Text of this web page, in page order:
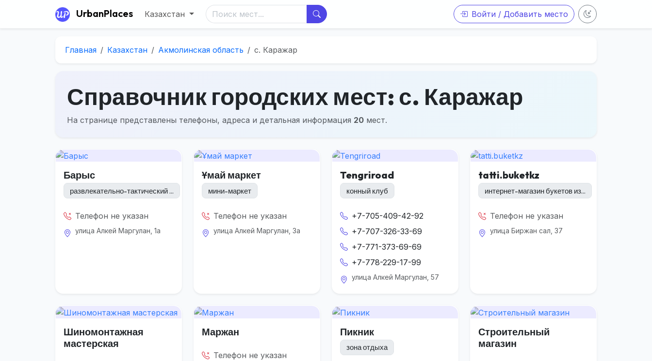
UrbanPlaces Казахстан Войти / Добавить место
Главная Казахстан Акмолинская область с. Каражар
Справочник городских мест: с. Каражар
На странице представлены телефоны, адреса и детальная информация 20 мест.
Барыс
развлекательно-тактический ...
Телефон не указан
улица Алкей Маргулан, 1а
Ұмай маркет
мини-маркет
Телефон не указан
улица Алкей Маргулан, 3а
Tengriroad
конный клуб
+7-705-409-42-92
+7-707-326-33-69
+7-771-373-69-69
+7-778-229-17-99
улица Алкей Маргулан, 57
tatti.buketkz
интернет-магазин букетов из...
Телефон не указан
улица Биржан сал, 37
Шиномонтажная
мастерская
Маржан
Телефон не указан
Пикник
зона отдыха
Строительный
магазин